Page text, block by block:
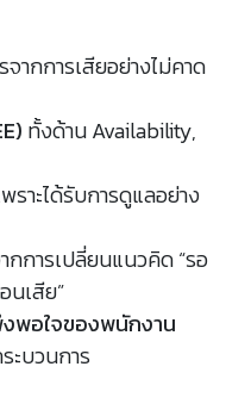
ากการเสียอย่างไม่คาด
ทั้งด้าน Availability,
พราะได้รับการดูแลอย่าง
กการเปลี่ยนแนวคิด “รอ
นเสีย”
พอใจของพนักงาน
ะบวนการ